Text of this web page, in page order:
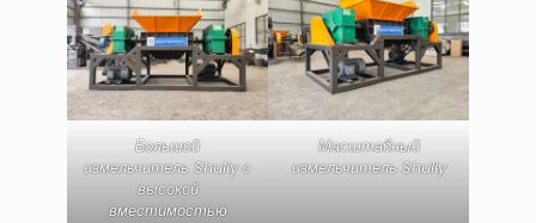
Большой
измельчитель Shuliy с
высокой
вместимостью
Масштабный
измельчитель Shuliy